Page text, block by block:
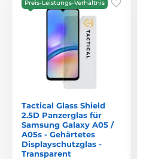
Preis-Leistungs-Verhältnis
Tactical Glass Shield
2.5D Panzerglas für
Samsung Galaxy A05 /
A05s - Gehärtetes
Displayschutzglas -
Transparent